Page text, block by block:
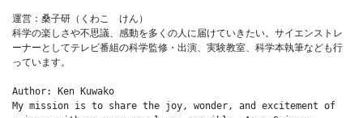
運営：桑子研（くわこ　けん）
科学の楽しさや不思議、感動を多くの人に届けていきたい。サイエンストレ
ーナーとしてテレビ番組の科学監修・出演、実験教室、科学本執筆なども行
っています。
Author: Ken Kuwako
My mission is to share the joy, wonder, and excitement of